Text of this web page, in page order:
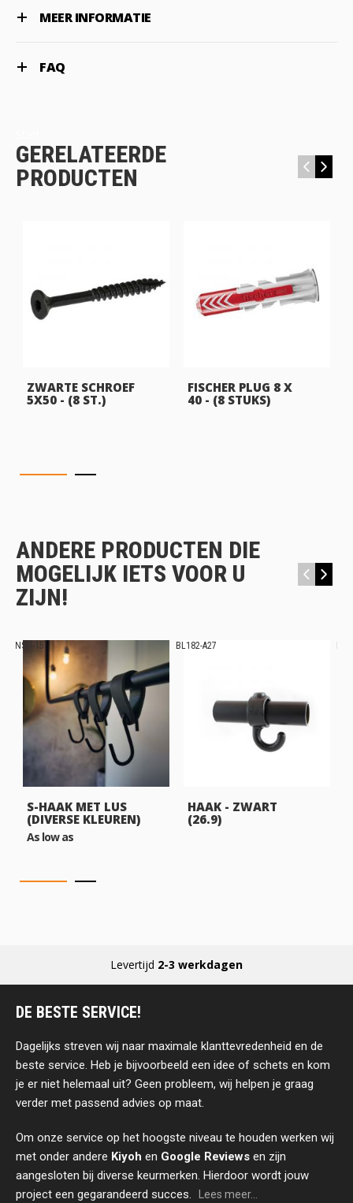
MEER INFORMATIE
FAQ
GERELATEERDE
PRODUCTEN
‹ ›
ZWARTE SCHROEF
5X50 - (8 ST.)
FISCHER PLUG 8 X
40 - (8 STUKS)
ANDERE PRODUCTEN DIE
MOGELIJK IETS VOOR U
ZIJN!
‹ ›
NSH-15
S-HAAK MET LUS
(DIVERSE KLEUREN)
As low as
BL182-A27
HAAK - ZWART
(26.9)
Levertijd 2-3 werkdagen
DE BESTE SERVICE!
Dagelijks streven wij naar maximale klanttevredenheid en de
beste service. Heb je bijvoorbeeld een idee of schets en kom
je er niet helemaal uit? Geen probleem, wij helpen je graag
verder met passend advies op maat.
Om onze service op het hoogste niveau te houden werken wij
met onder andere Kiyoh en Google Reviews en zijn
aangesloten bij diverse keurmerken. Hierdoor wordt jouw
project een gegarandeerd succes.
Lees meer...